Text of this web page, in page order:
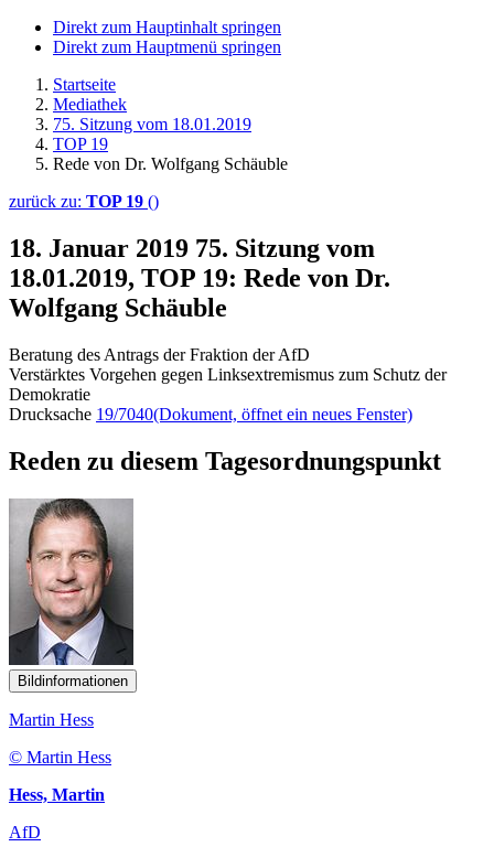
Direkt zum Hauptinhalt springen
Direkt zum Hauptmenü springen
Startseite
Mediathek
75. Sitzung vom 18.01.2019
TOP 19
Rede von Dr. Wolfgang Schäuble
zurück zu: TOP 19 ()
18. Januar 2019 75. Sitzung vom
18.01.2019, TOP 19: Rede von Dr.
Wolfgang Schäuble
Beratung des Antrags der Fraktion der AfD
Verstärktes Vorgehen gegen Linksextremismus zum Schutz der
Demokratie
Drucksache 19/7040(Dokument, öffnet ein neues Fenster)
Reden zu diesem Tagesordnungspunkt
Bildinformationen
Martin Hess
© Martin Hess
Hess, Martin
AfD